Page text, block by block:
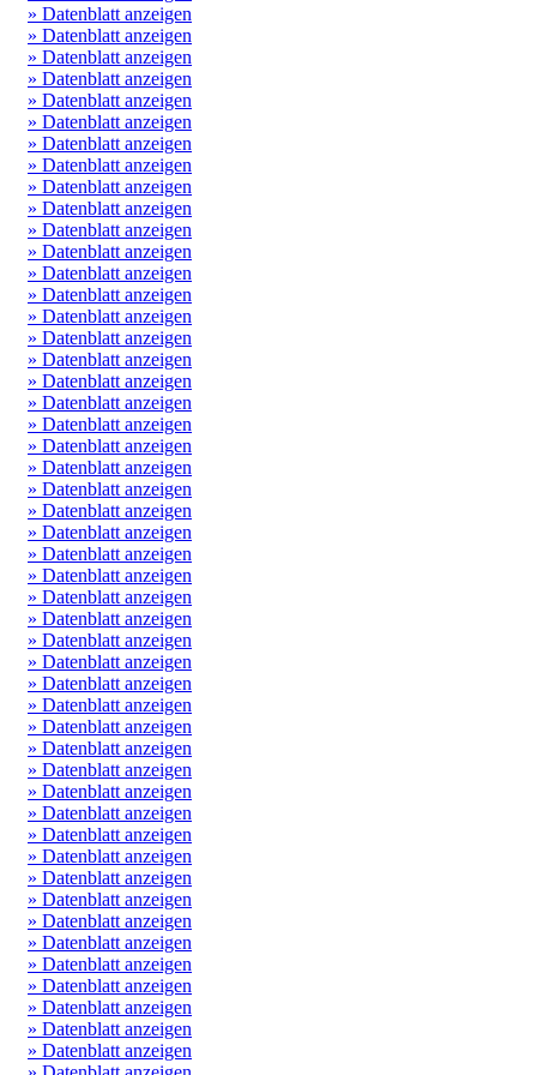
» Datenblatt anzeigen
» Datenblatt anzeigen
» Datenblatt anzeigen
» Datenblatt anzeigen
» Datenblatt anzeigen
» Datenblatt anzeigen
» Datenblatt anzeigen
» Datenblatt anzeigen
» Datenblatt anzeigen
» Datenblatt anzeigen
» Datenblatt anzeigen
» Datenblatt anzeigen
» Datenblatt anzeigen
» Datenblatt anzeigen
» Datenblatt anzeigen
» Datenblatt anzeigen
» Datenblatt anzeigen
» Datenblatt anzeigen
» Datenblatt anzeigen
» Datenblatt anzeigen
» Datenblatt anzeigen
» Datenblatt anzeigen
» Datenblatt anzeigen
» Datenblatt anzeigen
» Datenblatt anzeigen
» Datenblatt anzeigen
» Datenblatt anzeigen
» Datenblatt anzeigen
» Datenblatt anzeigen
» Datenblatt anzeigen
» Datenblatt anzeigen
» Datenblatt anzeigen
» Datenblatt anzeigen
» Datenblatt anzeigen
» Datenblatt anzeigen
» Datenblatt anzeigen
» Datenblatt anzeigen
» Datenblatt anzeigen
» Datenblatt anzeigen
» Datenblatt anzeigen
» Datenblatt anzeigen
» Datenblatt anzeigen
» Datenblatt anzeigen
» Datenblatt anzeigen
» Datenblatt anzeigen
» Datenblatt anzeigen
» Datenblatt anzeigen
» Datenblatt anzeigen
» Datenblatt anzeigen